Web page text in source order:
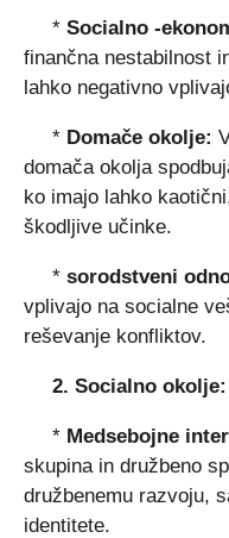
* Socialno -
finančna nestabilnost
lahko negativno
* Domače okolje:
domača okolja
ko imajo lahko
škodljive učinke.
* sorodstveni
vplivajo na socialne
reševanje konfliktov.
2. Socialno okolje:
* Medsebojne
skupina in družbeno
družbenemu razvoju,
identitete.